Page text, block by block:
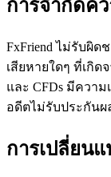
การจำกัดค
FxFriend ไม่รับผิ
เสียหายใดๆ ที่เกิด
และ CFDs มีควา
อดีตไม่รับประกัน
การเปลี่ยน